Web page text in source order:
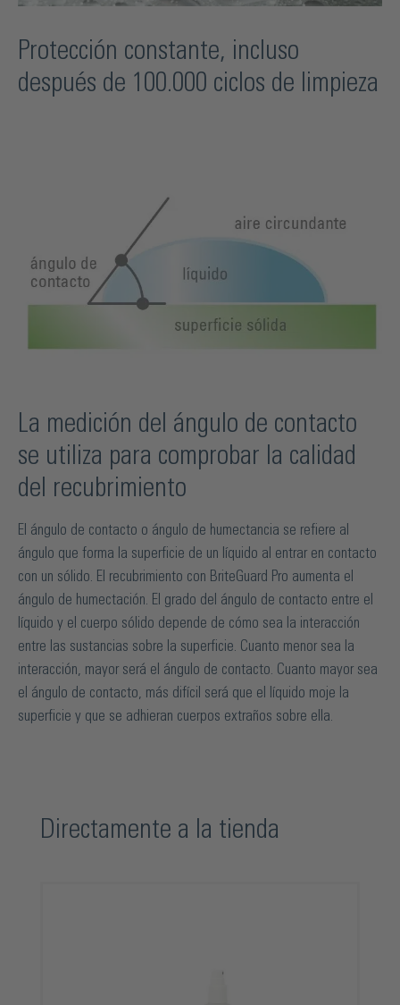
Protección constante, incluso
después de 100.000 ciclos de limpieza
La medición del ángulo de contacto
se utiliza para comprobar la calidad
del recubrimiento
El ángulo de contacto o ángulo de humectancia se refiere al
ángulo que forma la superficie de un líquido al entrar en contacto
con un sólido. El recubrimiento con BriteGuard Pro aumenta el
ángulo de humectación. El grado del ángulo de contacto entre el
líquido y el cuerpo sólido depende de cómo sea la interacción
entre las sustancias sobre la superficie. Cuanto menor sea la
interacción, mayor será el ángulo de contacto. Cuanto mayor sea
el ángulo de contacto, más difícil será que el líquido moje la
superficie y que se adhieran cuerpos extraños sobre ella.
Omitir la galería de productos
Directamente a la tienda